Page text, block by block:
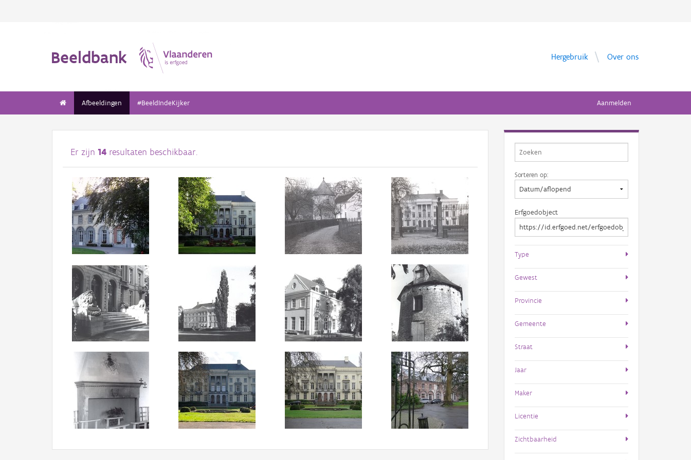
Beeldbank Hergebruik Over ons
Afbeeldingen #BeeldIndeKijker Aanmelden
Er zijn 14 resultaten beschikbaar.
Sorteren op:
Erfgoedobject
Type
Gewest
Provincie
Gemeente
Straat
Jaar
Maker
Licentie
Zichtbaarheid